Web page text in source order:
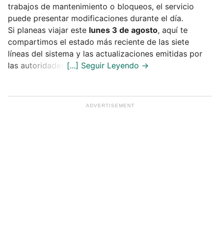
trabajos de mantenimiento o bloqueos, el servicio
puede presentar modificaciones durante el día.
Si planeas viajar este lunes 3 de agosto, aquí te
compartimos el estado más reciente de las siete
líneas del sistema y las actualizaciones emitidas por
las autoridades.